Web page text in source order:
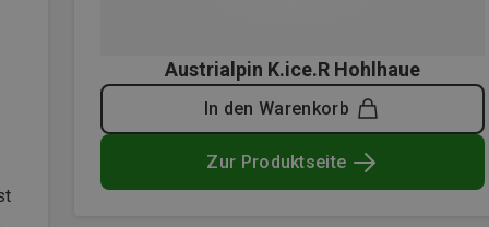
Austrialpin K.ice.R Hohlhaue
In den Warenkorb
Zur Produktseite